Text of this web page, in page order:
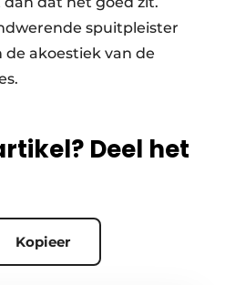
spuitpleister
akoestiek van de
Deel het
Kopieer